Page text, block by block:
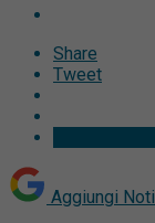
Share
Tweet
Aggiungi